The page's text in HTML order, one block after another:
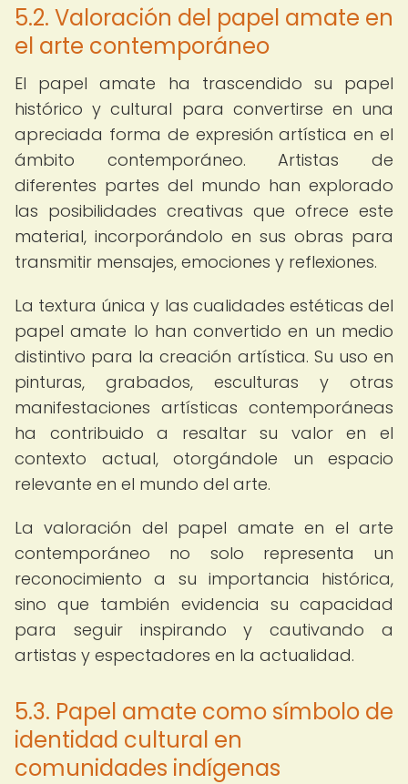
5.2. Valoración del papel amate en
el arte contemporáneo
El papel amate ha trascendido su papel
histórico y cultural para convertirse en una
apreciada forma de expresión artística en el
ámbito contemporáneo. Artistas de
diferentes partes del mundo han explorado
las posibilidades creativas que ofrece este
material, incorporándolo en sus obras para
transmitir mensajes, emociones y reflexiones.
La textura única y las cualidades estéticas del
papel amate lo han convertido en un medio
distintivo para la creación artística. Su uso en
pinturas, grabados, esculturas y otras
manifestaciones artísticas contemporáneas
ha contribuido a resaltar su valor en el
contexto actual, otorgándole un espacio
relevante en el mundo del arte.
La valoración del papel amate en el arte
contemporáneo no solo representa un
reconocimiento a su importancia histórica,
sino que también evidencia su capacidad
para seguir inspirando y cautivando a
artistas y espectadores en la actualidad.
5.3. Papel amate como símbolo de
identidad cultural en
comunidades indígenas